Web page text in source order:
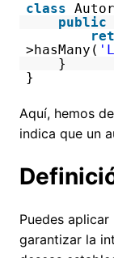
class
public
>hasMany(
}
}
Aquí, hemos
indica que un
Puedes
garantizar la